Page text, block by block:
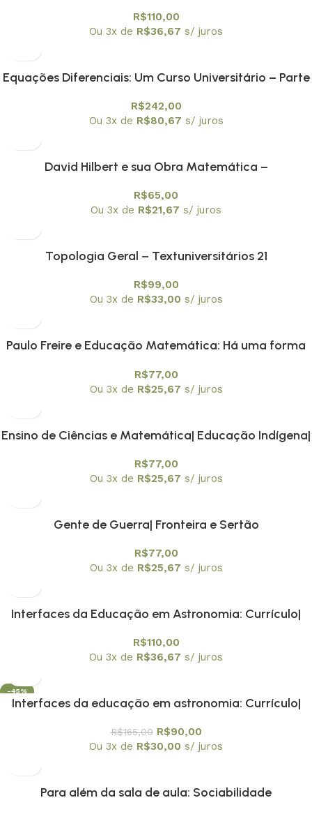
R$110,00
Ou 3x de R$36,67 s/ juros
Equações Diferenciais: Um Curso Universitário – Parte
R$242,00
Ou 3x de R$80,67 s/ juros
David Hilbert e sua Obra Matemática –
R$65,00
Ou 3x de R$21,67 s/ juros
Topologia Geral – Textuniversitários 21
R$99,00
Ou 3x de R$33,00 s/ juros
Paulo Freire e Educação Matemática: Há uma forma
R$77,00
Ou 3x de R$25,67 s/ juros
Ensino de Ciências e Matemática| Educação Indígena|
Aprendizagem
R$77,00
Ou 3x de R$25,67 s/ juros
Gente de Guerra| Fronteira e Sertão
R$77,00
Ou 3x de R$25,67 s/ juros
Interfaces da Educação em Astronomia: Currículo|
Volume 1 – Relatos Reflexivos sobre a História da
R$110,00
Ou 3x de R$36,67 s/ juros
-45%
Interfaces da educação em astronomia: Currículo|
Volume 2 Ações dialógicas na Prática de Ensino de
R$165,00 R$90,00
Ou 3x de R$30,00 s/ juros
Para além da sala de aula: Sociabilidade